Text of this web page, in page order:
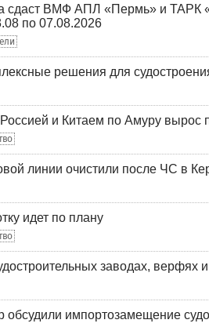
сдаст ВМФ АПЛ «Пермь» и ТАРК
по 07.08.2026
решения для
и Китаем по Амуру вырос
линии очистили после ЧС в
идет по плану
заводах, верфях и
импортозамещение